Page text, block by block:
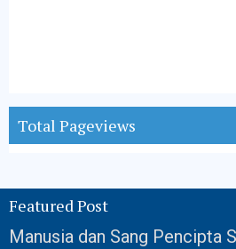
Total Pageviews
Featured Post
Manusia dan Sang Pencipta